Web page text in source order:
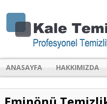
ANASAYFA HAKKIMIZDA